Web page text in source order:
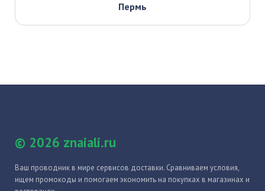
Пермь
© 2026 znaiali.ru
Ваш проводник в мире сервисов доставки. Сравниваем условия,
ищем промокоды и помогаем экономить на покупках в магазинах и